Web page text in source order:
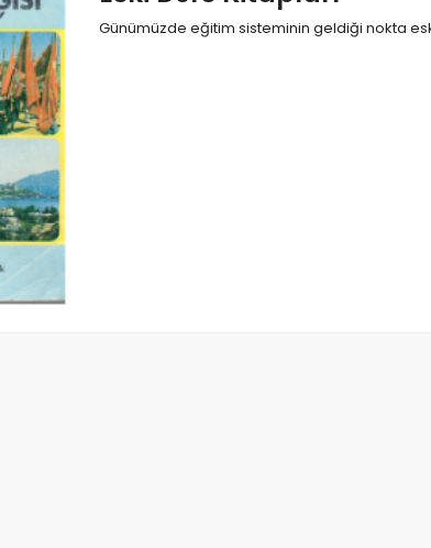
Günümüzde eğitim sisteminin geldiği nokta